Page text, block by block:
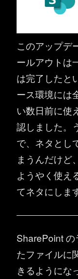
このアップデ
ールアウトは
は完了したと
ース環境には
い数日前に使
認しました。
で、ネタとし
まうんだけど
ようやく使え
てネタにしま
SharePoint の
たファイルに
きるようにな